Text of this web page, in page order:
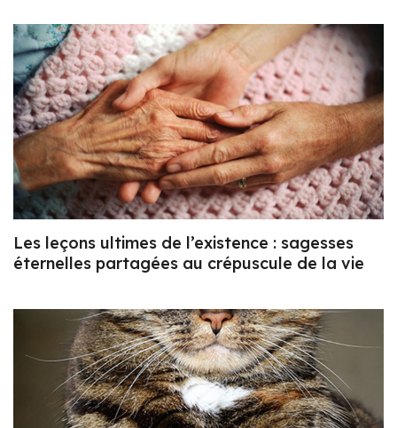
Les leçons ultimes de l’existence : sagesses
éternelles partagées au crépuscule de la vie